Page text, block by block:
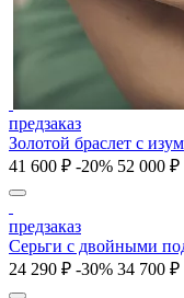
предзаказ
Золотой браслет с
41 600 ₽ -20% 52 000 ₽
предзаказ
Серьги с двойными
24 290 ₽ -30% 34 700 ₽